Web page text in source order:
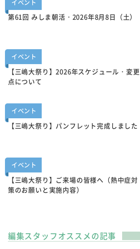
イベント
第61回 みしま朝活・2026年8月8日（土）
イベント
【三嶋大祭り】2026年スケジュール・変更
点について
イベント
【三嶋大祭り】パンフレット完成しました
イベント
【三嶋大祭り】ご来場の皆様へ（熱中症対
策のお願いと実施内容）
編集スタッフオススメの記事